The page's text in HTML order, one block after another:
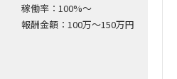
稼働率：100%～
報酬金額：100万～150万円